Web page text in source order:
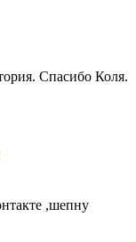
Спасибо Коля.
,шепну